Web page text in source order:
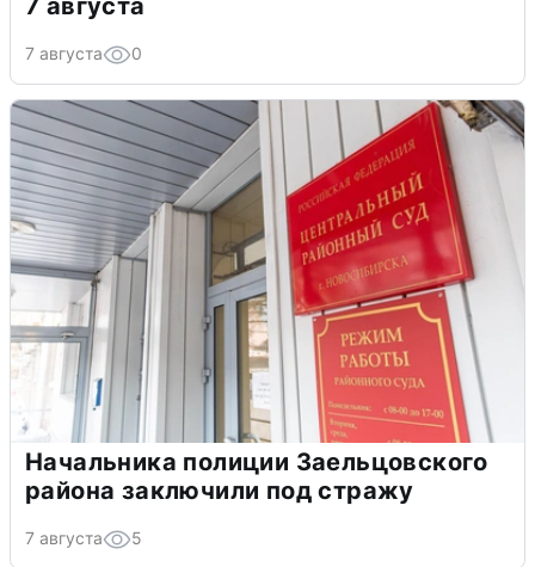
7 августа
7 августа 0
Начальника полиции Заельцовского
района заключили под стражу
7 августа 5